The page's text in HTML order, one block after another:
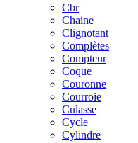
Cbr
Chaine
Clignotant
Complètes
Compteur
Coque
Couronne
Courroie
Culasse
Cycle
Cylindre